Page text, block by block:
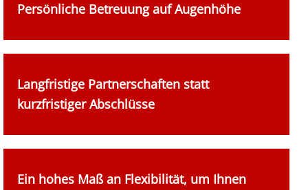
Persönliche Betreuung auf Augenhöhe
Langfristige Partnerschaften statt
kurzfristiger Abschlüsse
Ein hohes Maß an Flexibilität, um Ihnen